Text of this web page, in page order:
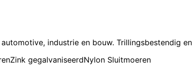
industrie en bouw. Trillingsbestendig
Zink gegalvaniseerdNylon Sluitmoeren